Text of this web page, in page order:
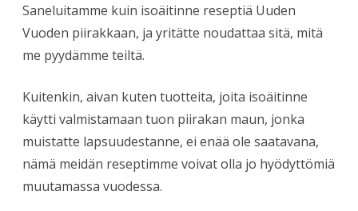
Saneluitamme kuin isoäitinne reseptiä Uuden
Vuoden piirakkaan, ja yritätte noudattaa sitä, mitä
me pyydämme teiltä.
Kuitenkin, aivan kuten tuotteita, joita isoäitinne
käytti valmistamaan tuon piirakan maun, jonka
muistatte lapsuudestanne, ei enää ole saatavana,
nämä meidän reseptimme voivat olla jo hyödyttömiä
muutamassa vuodessa.